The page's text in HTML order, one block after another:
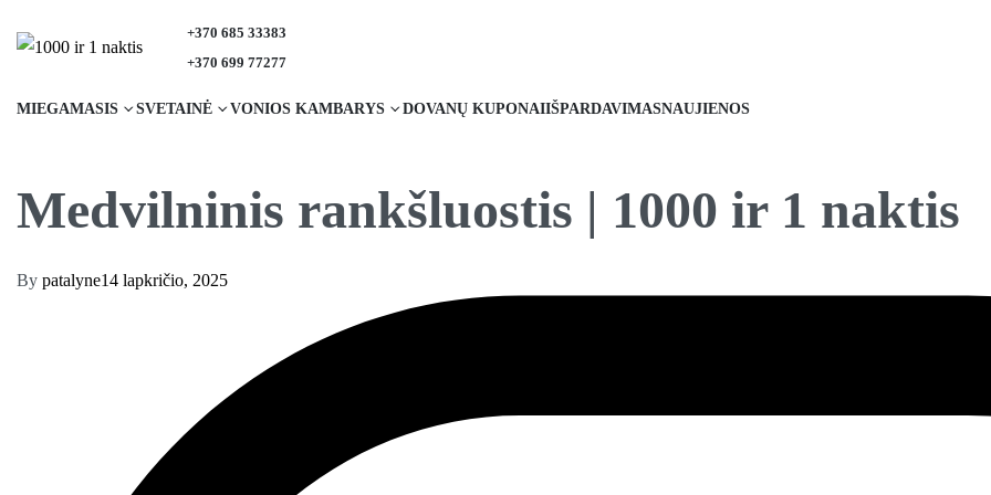
+370 685 33383
+370 699 77277
MIEGAMASIS SVETAINĖ VONIOS KAMBARYS DOVANŲ KUPONAIIŠPARDAVIMASNAUJIENOS
Medvilninis rankšluostis | 1000 ir 1 naktis
By patalyne14 lapkričio, 2025